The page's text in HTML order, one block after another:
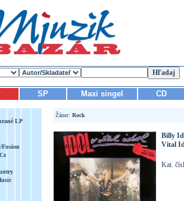
SP Maxi singel CD
LP
Fusion
Žáner: Rock
Billy
Vital
Kat.